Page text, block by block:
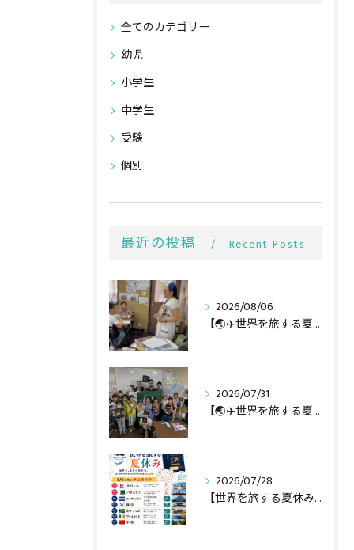
全てのカテゴリー
幼児
小学生
中学生
受験
個別
最近の投稿 Recent Posts
2026/08/06
【🌏✈️世界を旅する夏休み第3弾】
2026/07/31
【🌏✈️世界を旅する夏休み第二弾】
2026/07/28
【世界を旅する夏休み全行程🌏✈️】